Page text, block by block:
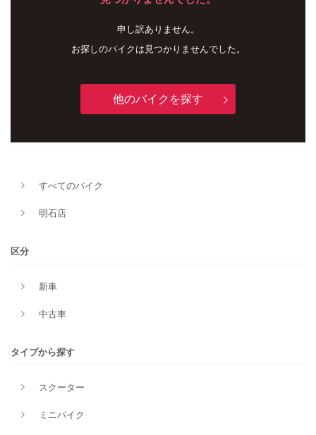
申し訳ありません。
お探しのバイクは見つかりませんでした。
他のバイクを探す
すべてのバイク
明石店
区分
新車
中古車
タイプから探す
スクーター
ミニバイク
新車
タイプ
価格